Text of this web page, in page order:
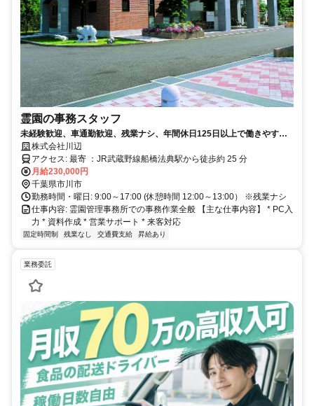
霊園の事務スタッフ
未経験歓迎、車通勤歓迎、残業ナシ、年間休日125日以上で働きやすさ
バッチリです！
株式会社川辺
アクセス: 最寄 ：JR武蔵野線船橋法典駅から徒歩約 25 分
月給230,000円
千葉県市川市
勤務時間・曜日: 9:00～17:00 (休憩時間 12:00～13:00） ※残業ナシ
仕事内容: 霊園管理事務所での事務作業全般 【主な仕事内容】 * PC入
力 * 資料作成 * 営業サポート * 来客対応
固定時間制 残業なし 交通費支給 昇給あり
業務委託